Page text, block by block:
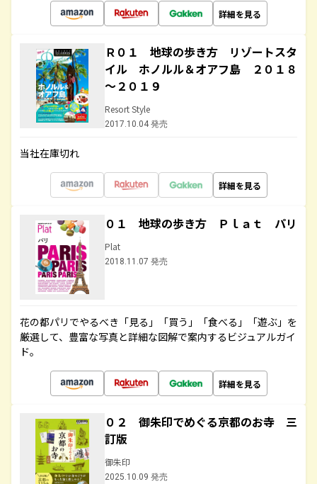
詳細を見る
Ｒ０１ 地球の歩き方 リゾートスタ
イル ホノルル＆オアフ島 ２０１８
～２０１９
Resort Style
2017.10.04 発売
当社在庫切れ
詳細を見る
０１ 地球の歩き方 Ｐｌａｔ パリ
Plat
2018.11.07 発売
花の都パリでやるべき「見る」「買う」「食べる」「遊ぶ」を
厳選して、豊富な写真と詳細な図解で案内するビジュアルガイ
ド。
詳細を見る
０２ 御朱印でめぐる京都のお寺 三
訂版
御朱印
2025.10.09 発売